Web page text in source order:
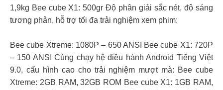
1,9kg Bee cube X1: 500gr Độ phân giải sắc nét, độ sáng
tương phản, hỗ trợ tối đa trải nghiệm xem phim:
Bee cube Xtreme: 1080P – 650 ANSI Bee cube X1: 720P
– 150 ANSI Cùng chạy hệ điều hành Android Tiếng Việt
9.0, cấu hình cao cho trải nghiệm mượt mà: Bee cube
Xtreme: 2GB RAM, 32GB ROM Bee cube X1: 1GB RAM,